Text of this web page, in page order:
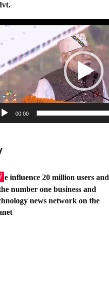
00:00
e influence 20 million users and
number one business and
news network on the